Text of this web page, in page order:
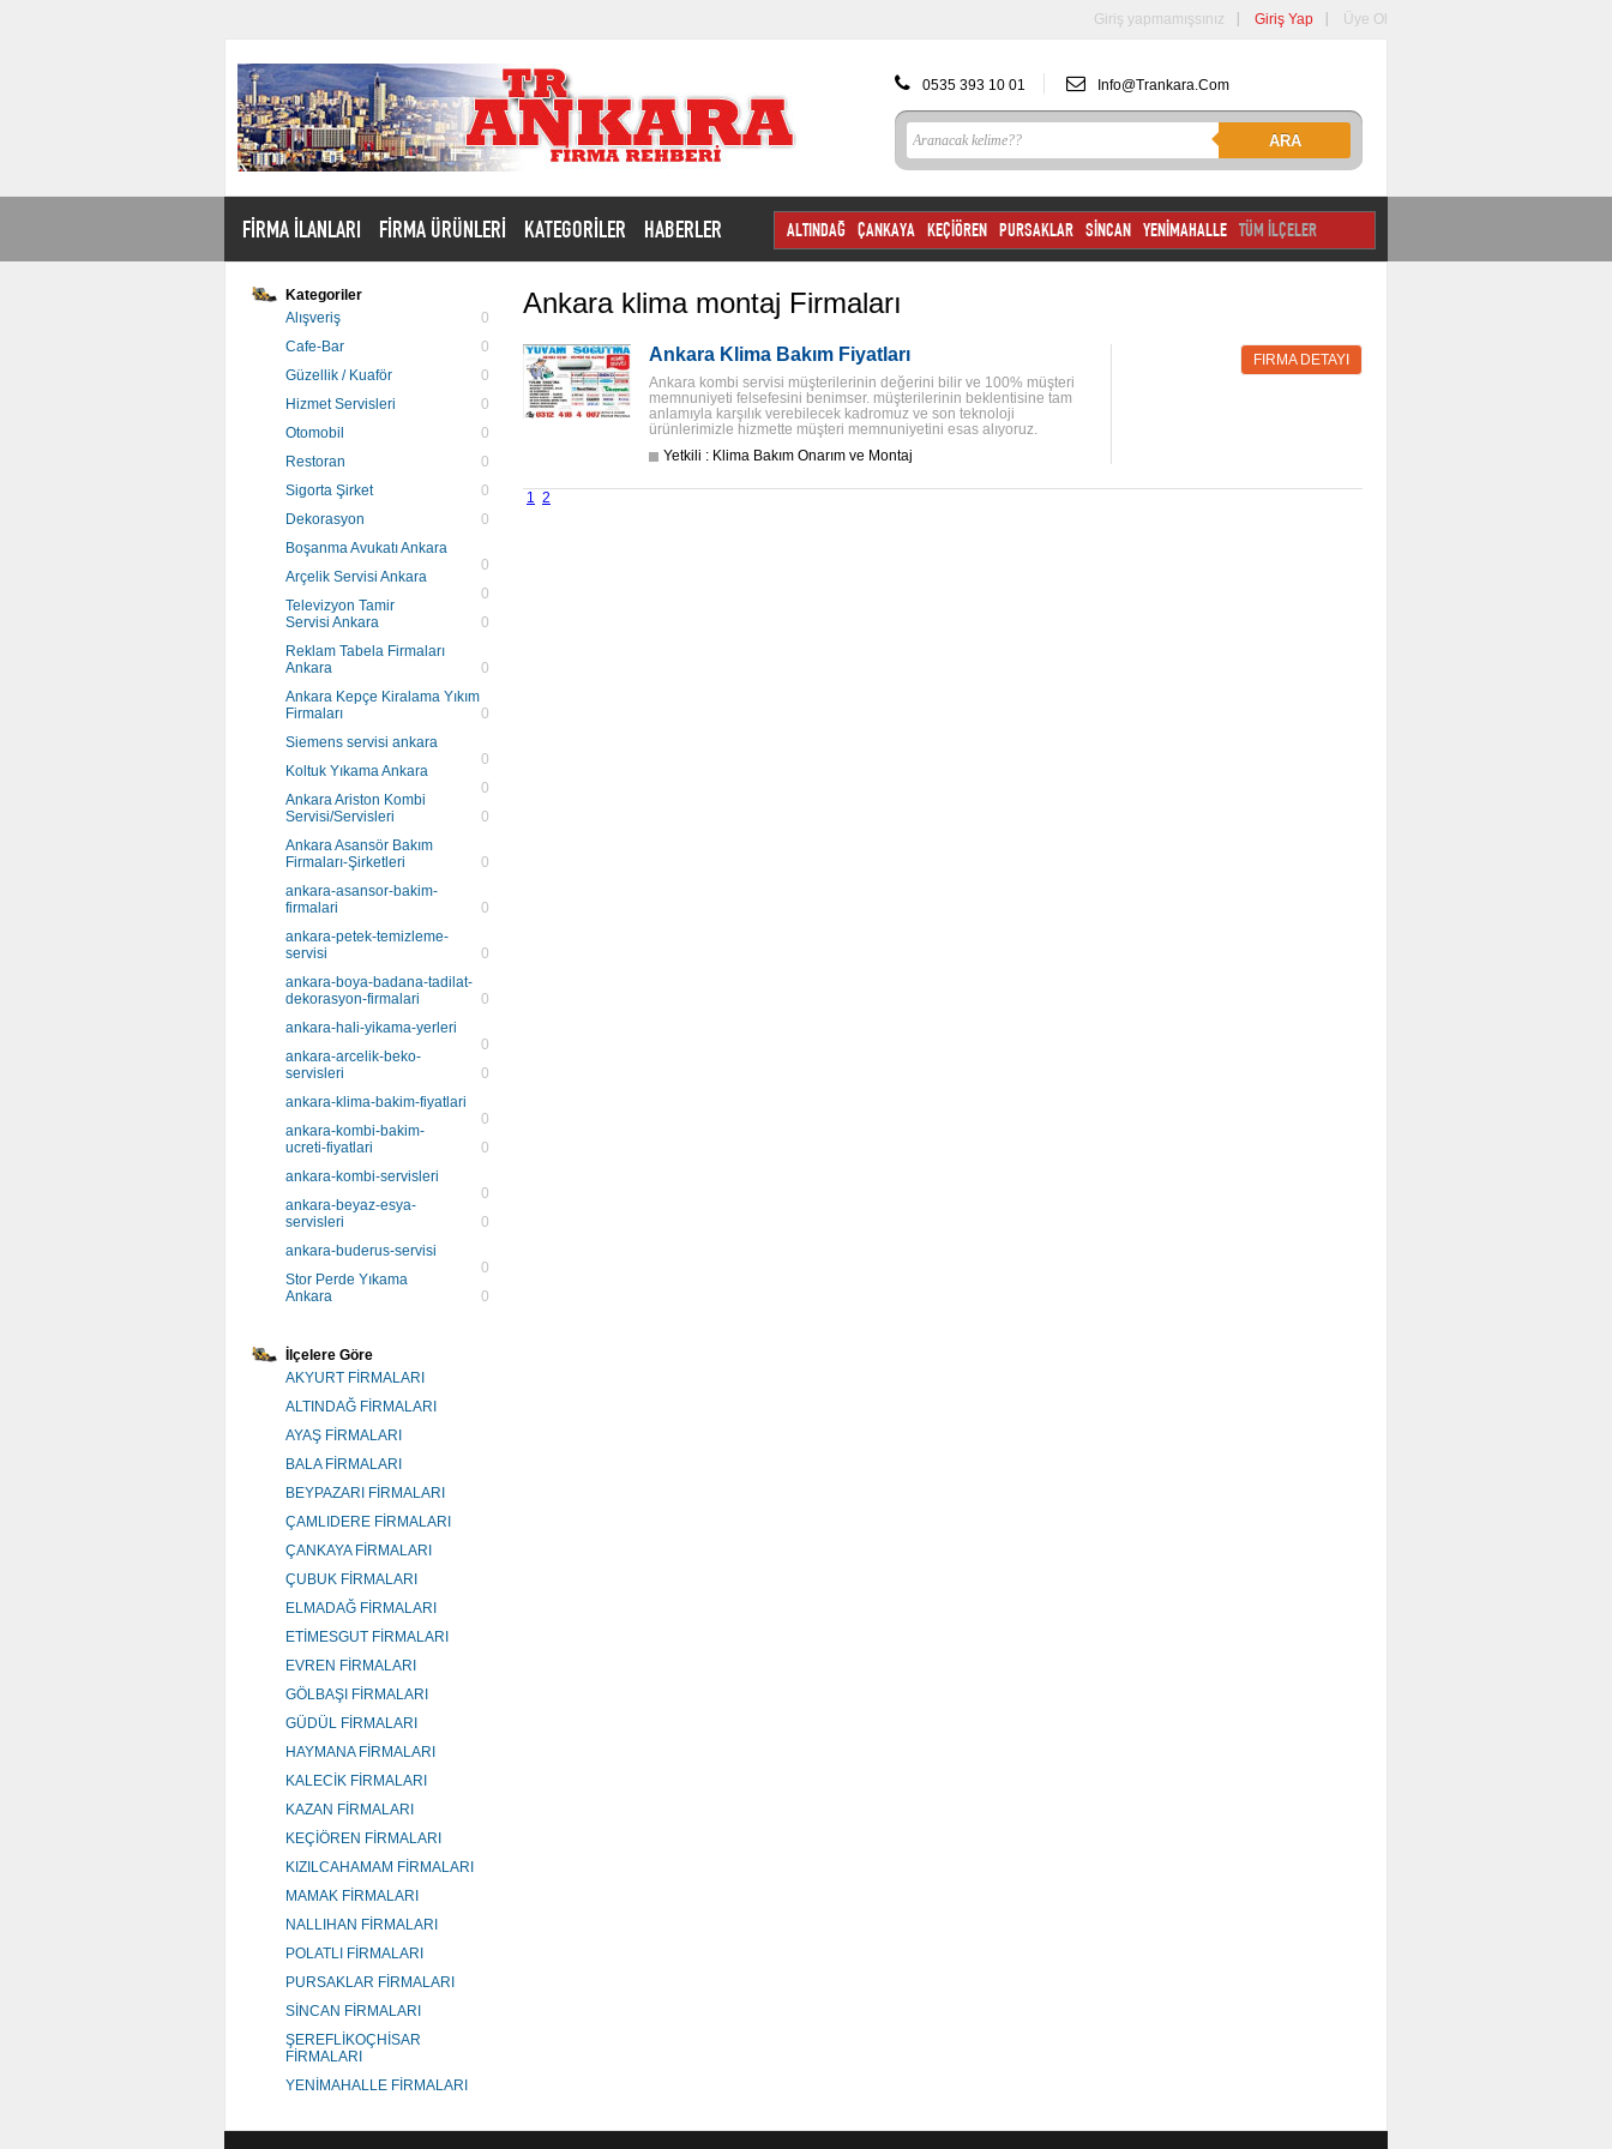
Üye Ol
Giriş Yap
Giriş yapmamışsınız
0535 393 10 01 Info@trankara.com
ARA
ALTINDAĞ ÇANKAYA KEÇİÖREN PURSAKLAR SİNCAN YENİMAHALLE TÜM İLÇELER
FİRMA İLANLARI FİRMA ÜRÜNLERİ KATEGORİLER HABERLER
Kategoriler
Alışveriş
0
Cafe-Bar
0
Güzellik / Kuaför
0
Hizmet Servisleri
0
Otomobil
0
Restoran
0
Sigorta Şirket
0
Dekorasyon
0
Boşanma Avukatı Ankara
0
Arçelik Servisi Ankara
0
Televizyon Tamir
Servisi Ankara
0
Reklam Tabela Firmaları
Ankara
0
Ankara Kepçe Kiralama Yıkım
Firmaları
0
Siemens servisi ankara
0
Koltuk Yıkama Ankara
0
Ankara Ariston Kombi
Servisi/Servisleri
0
Ankara Asansör Bakım
Firmaları-Şirketleri
0
ankara-asansor-bakim-
firmalari
0
ankara-petek-temizleme-
servisi
0
ankara-boya-badana-tadilat-
dekorasyon-firmalari
0
ankara-hali-yikama-yerleri
0
ankara-arcelik-beko-
servisleri
0
ankara-klima-bakim-fiyatlari
0
ankara-kombi-bakim-
ucreti-fiyatlari
0
ankara-kombi-servisleri
0
ankara-beyaz-esya-
servisleri
0
ankara-buderus-servisi
0
Stor Perde Yıkama
Ankara
0
İlçelere Göre
AKYURT FİRMALARI
ALTINDAĞ FİRMALARI
AYAŞ FİRMALARI
BALA FİRMALARI
BEYPAZARI FİRMALARI
ÇAMLIDERE FİRMALARI
ÇANKAYA FİRMALARI
ÇUBUK FİRMALARI
ELMADAĞ FİRMALARI
ETİMESGUT FİRMALARI
EVREN FİRMALARI
GÖLBAŞI FİRMALARI
GÜDÜL FİRMALARI
HAYMANA FİRMALARI
KALECİK FİRMALARI
KAZAN FİRMALARI
KEÇİÖREN FİRMALARI
KIZILCAHAMAM FİRMALARI
MAMAK FİRMALARI
NALLIHAN FİRMALARI
POLATLI FİRMALARI
PURSAKLAR FİRMALARI
SİNCAN FİRMALARI
ŞEREFLİKOÇHİSAR
FİRMALARI
YENİMAHALLE FİRMALARI
Ankara klima montaj Firmaları
Ankara Klima Bakım Fiyatları
Ankara kombi servisi müşterilerinin değerini bilir ve 100% müşteri
memnuniyeti felsefesini benimser. müşterilerinin beklentisine tam
anlamıyla karşılık verebilecek kadromuz ve son teknoloji
ürünlerimizle hizmette müşteri memnuniyetini esas alıyoruz.
Yetkili : Klima Bakım Onarım ve Montaj
FIRMA DETAYI
1 2